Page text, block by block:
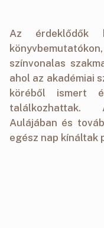
Az érdeklődők
színvonalas
ahol az akadémiai
köréből ismert
találkozhattak.
Aulájában és
egész nap kínáltak